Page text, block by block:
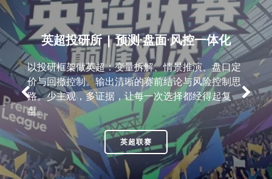
英超投研所 | 预测·盘面·风控一体化
以投研框架做英超：变量拆解、情景推演、盘口定
价与回撤控制。输出清晰的赛前结论与风险控制思
路。少主观，多证据，让每一次选择都经得起复
盘。
英超联赛